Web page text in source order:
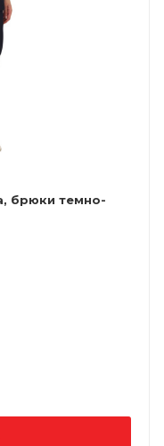
брюки темно-